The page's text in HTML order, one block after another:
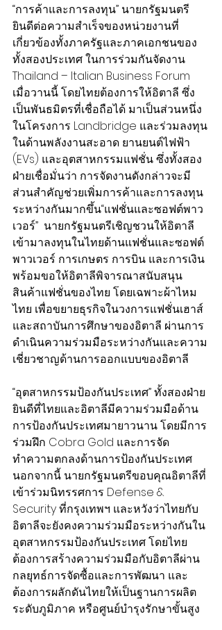
“การค้าและการลงทุน” นายกรัฐมนตรี
ยินดีต่อความสำเร็จของหน่วยงานที่
เกี่ยวข้องทั้งภาครัฐและภาคเอกชนของ
ทั้งสองประเทศ ในการร่วมกันจัดงาน
Thailand – Italian Business Forum
เมื่อวานนี้ โดยไทยต้องการให้อิตาลี ซึ่ง
เป็นพันธมิตรที่เชื่อถือได้ มาเป็นส่วนหนึ่ง
ในโครงการ Landbridge และร่วมลงทุน
ในด้านพลังงานสะอาด ยานยนต์ไฟฟ้า
(EVs) และอุตสาหกรรมแฟชั่น ซึ่งทั้งสอง
ฝ่ายเชื่อมั่นว่า การจัดงานดังกล่าวจะมี
ส่วนสำคัญช่วยเพิ่มการค้าและการลงทุน
ระหว่างกันมากขึ้น“แฟชั่นและซอฟต์พาว
เวอร์”  นายกรัฐมนตรีเชิญชวนให้อิตาลี
เข้ามาลงทุนในไทยด้านแฟชั่นและซอฟต์
พาวเวอร์ การเกษตร การบิน และการเงิน
พร้อมขอให้อิตาลีพิจารณาสนับสนุน
สินค้าแฟชั่นของไทย โดยเฉพาะผ้าไหม
ไทย เพื่อขยายธุรกิจในวงการแฟชั่นเฮาส์
และสถาบันการศึกษาของอิตาลี ผ่านการ
ดำเนินความร่วมมือระหว่างกันและความ
เชี่ยวชาญด้านการออกแบบของอิตาลี
“อุตสาหกรรมป้องกันประเทศ” ทั้งสองฝ่าย
ยินดีที่ไทยและอิตาลีมีความร่วมมือด้าน
การป้องกันประเทศมายาวนาน โดยมีการ
ร่วมฝึก Cobra Gold และการจัด
ทำความตกลงด้านการป้องกันประเทศ
นอกจากนี้ นายกรัฐมนตรีขอบคุณอิตาลีที่
เข้าร่วมนิทรรศการ Defense &
Security ที่กรุงเทพฯ และหวังว่าไทยกับ
อิตาลีจะยังคงความร่วมมือระหว่างกันใน
อุตสาหกรรมป้องกันประเทศ โดยไทย
ต้องการสร้างความร่วมมือกับอิตาลีผ่าน
กลยุทธ์การจัดซื้อและการพัฒนา และ
ต้องการผลักดันไทยให้เป็นฐานการผลิต
ระดับภูมิภาค หรือศูนย์บำรุงรักษาขั้นสูง